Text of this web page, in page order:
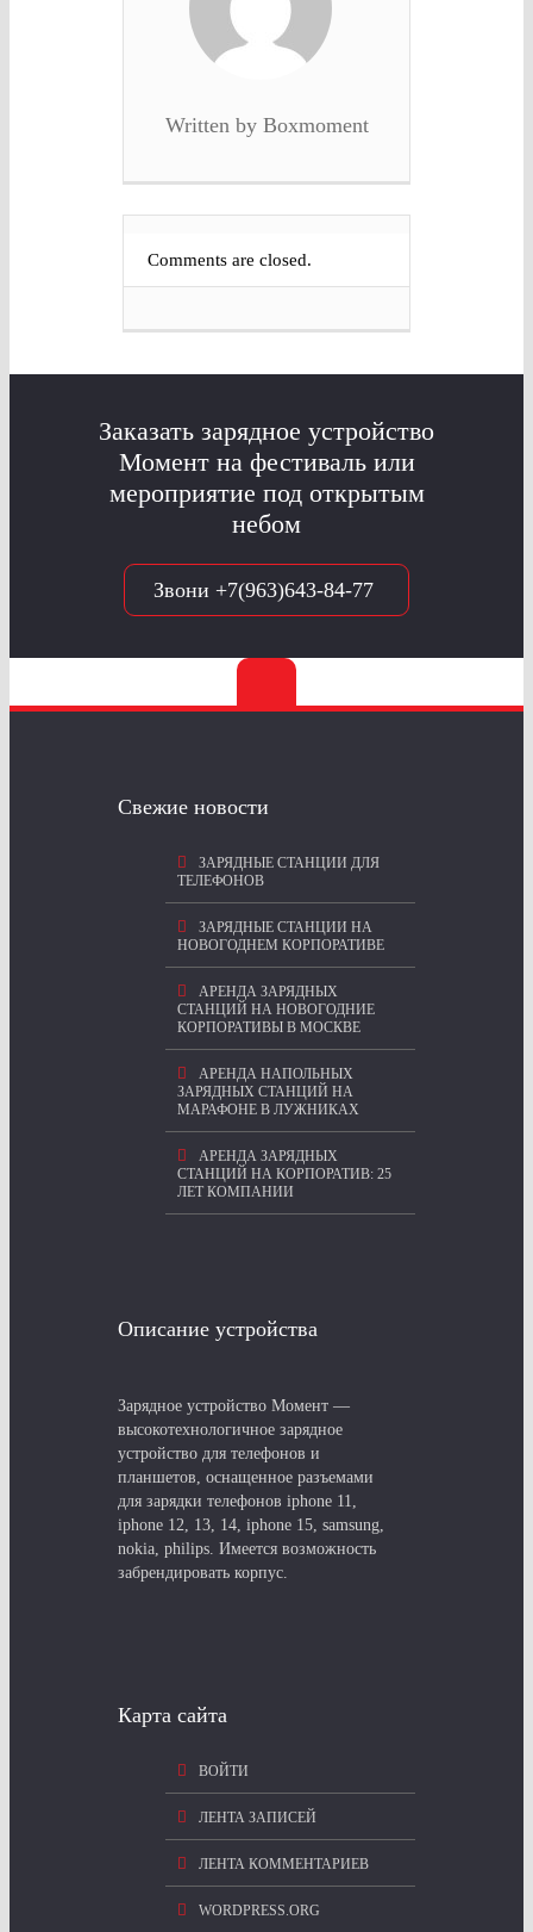
Written by Boxmoment
Comments are closed.
Заказать зарядное устройство
Момент на фестиваль или
мероприятие под открытым
небом
Звони +7(963)643-84-77
Свежие новости
ЗАРЯДНЫЕ СТАНЦИИ ДЛЯ
ТЕЛЕФОНОВ
ЗАРЯДНЫЕ СТАНЦИИ НА
НОВОГОДНЕМ КОРПОРАТИВЕ
АРЕНДА ЗАРЯДНЫХ
СТАНЦИЙ НА НОВОГОДНИЕ
КОРПОРАТИВЫ В МОСКВЕ
АРЕНДА НАПОЛЬНЫХ
ЗАРЯДНЫХ СТАНЦИЙ НА
МАРАФОНЕ В ЛУЖНИКАХ
АРЕНДА ЗАРЯДНЫХ
СТАНЦИЙ НА КОРПОРАТИВ: 25
ЛЕТ КОМПАНИИ
Описание устройства
Зарядное устройство Момент —
высокотехнологичное зарядное
устройство для телефонов и
планшетов, оснащенное разъемами
для зарядки телефонов iphone 11,
iphone 12, 13, 14, iphone 15, samsung,
nokia, philips. Имеется возможность
забрендировать корпус.
Карта сайта
ВОЙТИ
ЛЕНТА ЗАПИСЕЙ
ЛЕНТА КОММЕНТАРИЕВ
WORDPRESS.ORG